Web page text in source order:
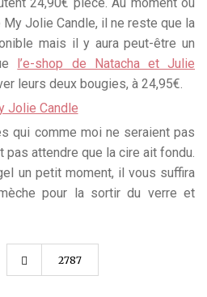
Jolie Candle, il ne reste que la
mais il y aura peut-être un
l’e-shop de Natacha et Julie
leurs deux bougies, à 24,95€.
qui comme moi ne seraient pas
pas attendre que la cire ait fondu.
un petit moment, il vous suffira
pour la sortir du verre et
2787